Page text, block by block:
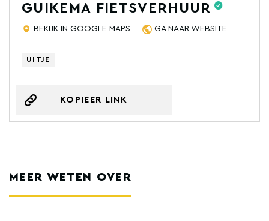
GUIKEMA FIETSVERHUUR
BEKIJK IN GOOGLE MAPS GA NAAR WEBSITE
UITJE
KOPIEER LINK
MEER WETEN OVER